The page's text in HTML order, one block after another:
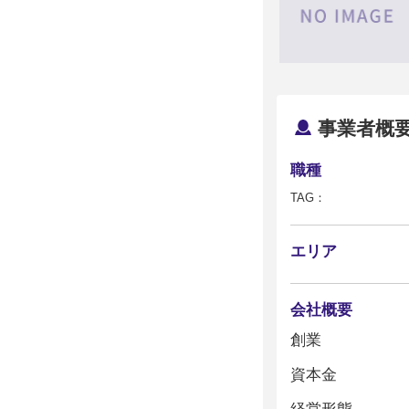
事業者概
職種
TAG：
エリア
会社概要
創業
資本金